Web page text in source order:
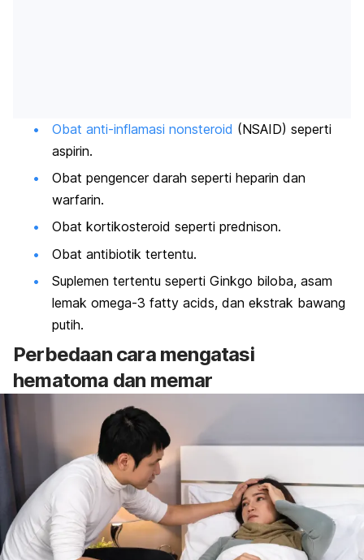
Obat anti-inflamasi nonsteroid (NSAID) seperti
aspirin.
Obat pengencer darah seperti heparin dan
warfarin.
Obat kortikosteroid seperti prednison.
Obat antibiotik tertentu.
Suplemen tertentu seperti Ginkgo biloba, asam
lemak omega-3 fatty acids, dan ekstrak bawang
putih.
Perbedaan cara mengatasi
hematoma dan memar